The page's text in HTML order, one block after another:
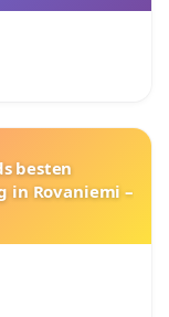
besten
in Rovaniemi –